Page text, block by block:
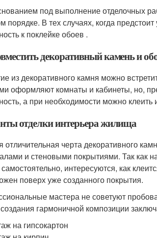
под выполнение отделочных
порядке. В тех случаях, когда
к поклейке обоев .
декоративный камень и
из декоративного камня можно
оформляют комнаты и кабинеты, но,
а при необходимости можно клеить
отделки интерьера жилища
отличительная черта декоративного
и стеновыми покрытиями. Так как
интересуются, как
поверх уже созданного покрытия.
мастера не советуют
гармоничной композиции
на гипсокартон